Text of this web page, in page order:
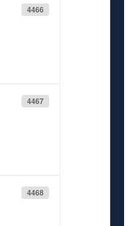
4466
4467
4468